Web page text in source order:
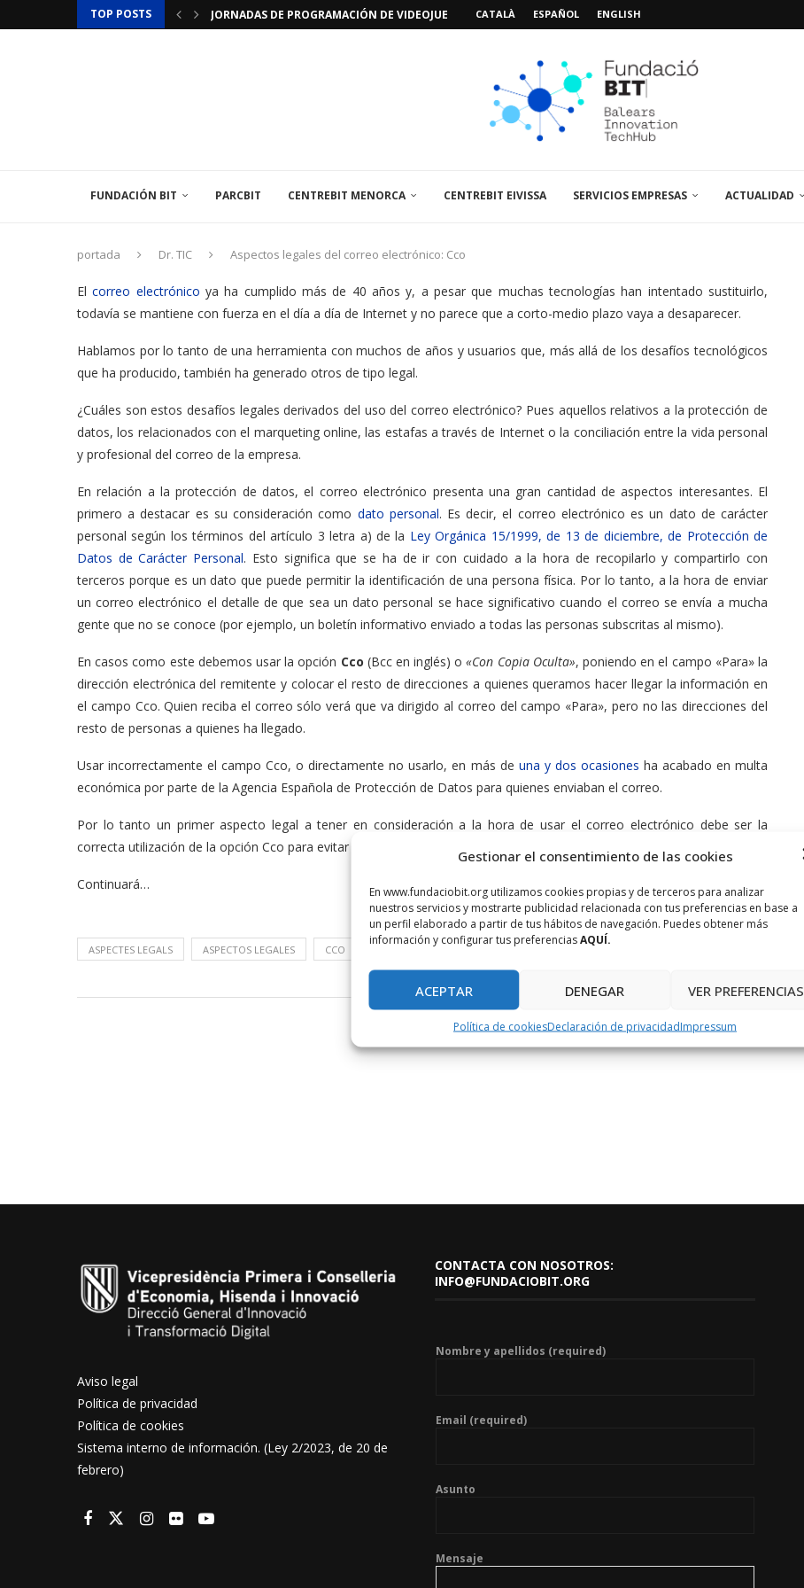
Gestionar el consentimiento de las cookies
En www.fundaciobit.org utilizamos cookies propias y de terceros para analizar
nuestros servicios y mostrarte publicidad relacionada con tus preferencias en base a
un perfil elaborado a partir de tus hábitos de navegación. Puedes obtener más
información y configurar tus preferenciasAQUÍ.
ACEPTAR DENEGAR VER PREFERENCIAS
Política de cookiesDeclaración de privacidadImpressum
TOP POSTS
JORNADAS DE PROGRAMACIÓN DE VIDEOJUEGOS: «MISSIÓN POSIDÓNIA PRO»
CATALÀ ESPAÑOL ENGLISH
FUNDACIÓN BIT PARCBIT CENTREBIT MENORCA CENTREBIT EIVISSA SERVICIOS EMPRESAS ACTUALIDAD
portada Dr. TIC Aspectos legales del correo electrónico: Cco
Elcorreo electrónico ya ha cumplido más de 40 años y, a pesar que muchas tecnologías han intentado sustituirlo,
todavía se mantiene con fuerza en el día a día de Internet y no parece que a corto-medio plazo vaya a desaparecer.
Hablamos por lo tanto de una herramienta con muchos de años y usuarios que, más allá de los desafíos tecnológicos
que ha producido, también ha generado otros de tipo legal.
¿Cuáles son estos desafíos legales derivados del uso del correo electrónico? Pues aquellos relativos a la protección de
datos, los relacionados con el marqueting online, las estafas a través de Internet o la conciliación entre la vida personal
y profesional del correo de la empresa.
En relación a la protección de datos, el correo electrónico presenta una gran cantidad de aspectos interesantes. El
primero a destacar es su consideración como dato personal. Es decir, el correo electrónico es un dato de carácter
personal según los términos del artículo 3 letra a) de la Ley Orgánica 15/1999, de 13 de diciembre, de Protección de
Datos de Carácter Personal. Esto significa que se ha de ir con cuidado a la hora de recopilarlo y compartirlo con
terceros porque es un dato que puede permitir la identificación de una persona física. Por lo tanto, a la hora de enviar
un correo electrónico el detalle de que sea un dato personal se hace significativo cuando el correo se envía a mucha
gente que no se conoce (por ejemplo, un boletín informativo enviado a todas las personas subscritas al mismo).
En casos como este debemos usar la opción Cco (Bcc en inglés) o«Con Copia Oculta», poniendo en el campo «Para» la
dirección electrónica del remitente y colocar el resto de direcciones a quienes queramos hacer llegar la información en
el campo Cco. Quien reciba el correo sólo verá que va dirigido al correo del campo «Para», pero no las direcciones del
resto de personas a quienes ha llegado.
Usar incorrectamente el campo Cco, o directamente no usarlo, en más de una y dos ocasiones ha acabado en multa
económica por parte de la Agencia Española de Protección de Datos para quienes enviaban el correo.
Por lo tanto un primer aspecto legal a tener en consideración a la hora de usar el correo electrónico debe ser la
correcta utilización de la opción Cco para evitar disgustos económicos de importes más que respetables.
Continuará…
ASPECTES LEGALS ASPECTOS LEGALES CCO DRET EMAIL
Aviso legal
Política de privacidad
Política de cookies
Sistema interno de información. (Ley 2/2023, de 20 de
febrero)
CONTACTA CON NOSOTROS:
INFO@FUNDACIOBIT.ORG
Nombre y apellidos (required)
Email (required)
Asunto
Mensaje